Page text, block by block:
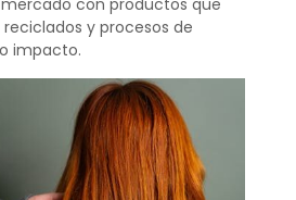
con productos que
y procesos de
impacto.